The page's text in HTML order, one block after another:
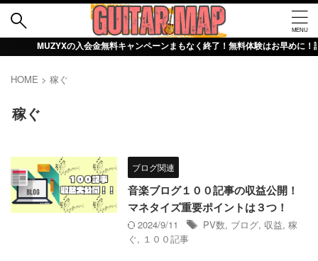
の入会金無料キャンペーンまもなく終了！無料体験はお早めに！詳細は【お
HOME > 稼ぐ
稼ぐ
ブログ関連
音楽ブログ１００記事の収益公開！
マネタイズ重要ポイントは３つ！
2024/9/11 PV数, ブログ, 収益, 稼
ぐ, １００記事